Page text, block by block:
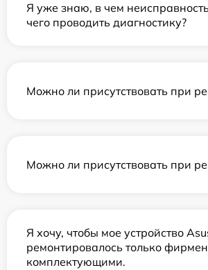
Я уже знаю, в чем
чего проводить диагностику?
Можно ли присутствовать при
Можно ли присутствовать при
Я хочу, чтобы мое устройство
ремонтировалось только
комплектующими.